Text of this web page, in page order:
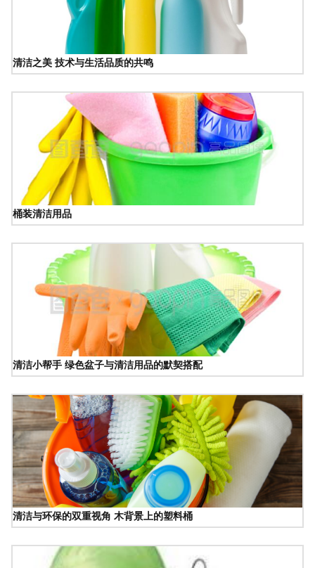
清洁之美 技术与生活品质的共鸣
桶装清洁用品
清洁小帮手 绿色盆子与清洁用品的默契搭配
清洁与环保的双重视角 木背景上的塑料桶